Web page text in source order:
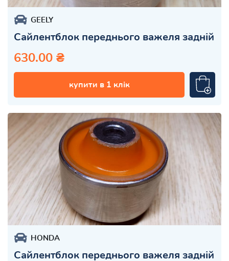
GEELY
Сайлентблок переднього важеля задній
630.00 ₴
купити в 1 клік
HONDA
Сайлентблок переднього важеля задній